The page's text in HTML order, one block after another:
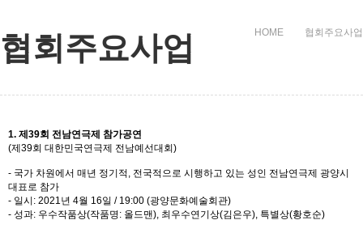
협회주요사업 HOME 협회주요사업
1. 제39회 전남연극제 참가공연
(제39회 대한민국연극제 전남예선대회)
- 국가 차원에서 매년 정기적, 전국적으로 시행하고 있는 성인 전남연극제 광양시
대표로 참가
- 일시: 2021년 4월 16일 / 19:00 (광양문화예술회관)
- 성과: 우수작품상(작품명: 올드맨), 최우수연기상(김은우), 특별상(황호순)